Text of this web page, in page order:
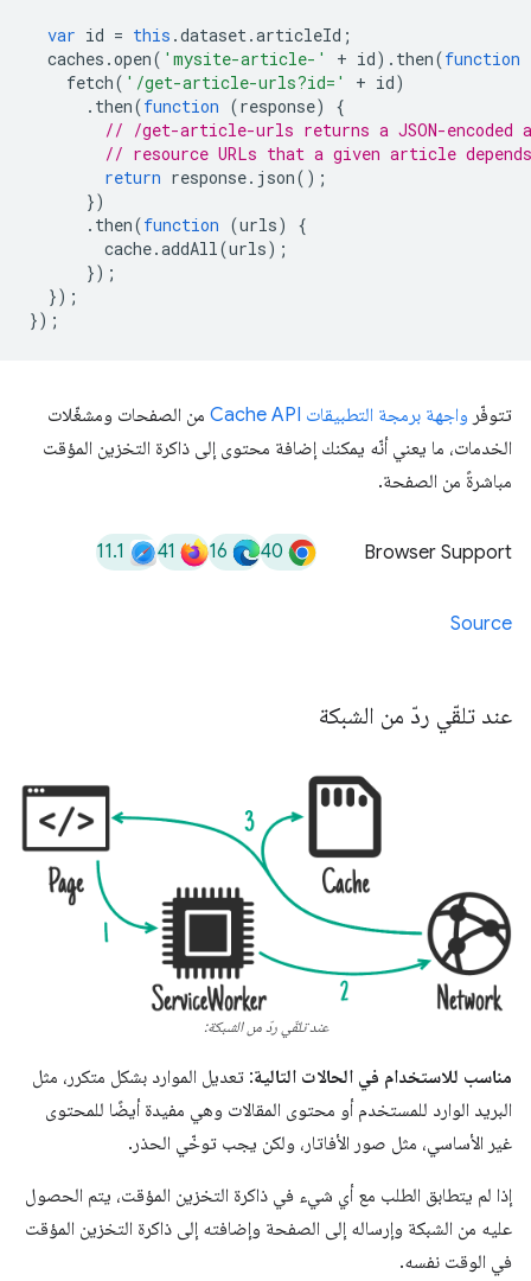
var id = this .dataset .articleId ;
caches .open( 'mysite-article-' + id). then(function
fetch( '/get-article-urls?id=' + id)
. then(function (response)
{
// /get-article-urls returns a JSON-encoded
// resource URLs that a given article
return response. json();
})
. then(function (urls)
{
cache.addAll (urls);
});
});
});
تتوفّر واجهة برمجة التطبيقات Cache API
من الصفحات ومشغّلات
الخدمات، ما يعني أنّه يمكنك إضافة محتوى إلى ذاكرة التخزين المؤقت
مباشرةً من الصفحة.
Browser Support
40
16
41
11.1
Source
عند تلقّي ردّ من الشبكة
عند تلقّي ردّ من الشبكة:
مناسب للاستخدام في الحالات التالية: تعديل الموارد بشكل متكرر، مثل
البريد الوارد للمستخدم أو محتوى المقالات وهي مفيدة أيضًا للمحتوى
غير الأساسي، مثل صور الأفاتار، ولكن يجب توخّي الحذر.
إذا لم يتطابق الطلب مع أي شيء في ذاكرة التخزين المؤقت، يتم الحصول
عليه من الشبكة وإرساله إلى الصفحة وإضافته إلى ذاكرة التخزين المؤقت
في الوقت نفسه.